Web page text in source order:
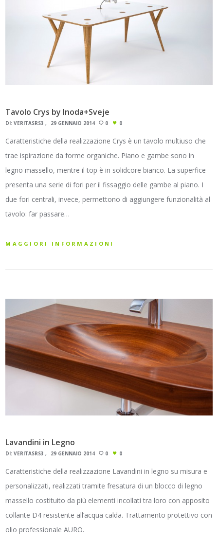
Tavolo Crys by Inoda+Sveje
DI:VERITASRS3 29 GENNAIO 2014 0 0
Caratteristiche della realizzazione Crys è un tavolo multiuso che
trae ispirazione da forme organiche. Piano e gambe sono in
legno massello, mentre il top è in solidcore bianco. La superfice
presenta una serie di fori per il fissaggio delle gambe al piano. I
due fori centrali, invece, permettono di aggiungere funzionalità al
tavolo: far passare…
MAGGIORI INFORMAZIONI
Lavandini in Legno
DI:VERITASRS3 29 GENNAIO 2014 0 0
Caratteristiche della realizzazione Lavandini in legno su misura e
personalizzati, realizzati tramite fresatura di un blocco di legno
massello costituito da più elementi incollati tra loro con apposito
collante D4 resistente all’acqua calda. Trattamento protettivo con
olio professionale AURO.